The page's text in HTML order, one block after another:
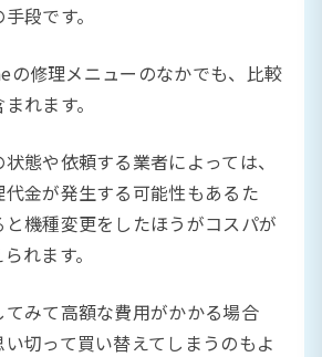
段です。
の修理メニューのなかでも、比較
れます。
態や依頼する業者によっては、
金が発生する可能性もあるた
機種変更をしたほうがコスパが
れます。
てみて高額な費用がかかる場合
切って買い替えてしまうのもよ